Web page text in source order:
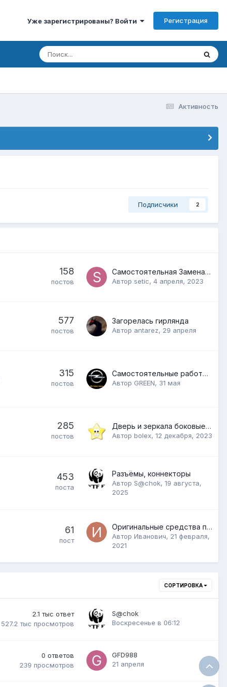
Уже зарегистрированы? Войти Регистрация
Активность
Подписчики 2
158
постов
Самостоятельная Замена Масла Двигателя (Все Модели)
Автор setic, 4 апреля, 2023
577
постов
Загорелась гирлянда
Автор antarez, 29 апреля
315
постов
Самостоятельные работы по замене ступицы колеса.
Автор GREEN, 31 мая
285
постов
Дверь и зеркала боковые рестайл
Автор bolex, 12 декабря, 2023
453
поста
Разъёмы, коннекторы
Автор S@chok, 19 августа,
2025
61
пост
Оригинальные средства по уходу за авто.
Автор Иванович, 21 февраля,
2021
СОРТИРОВКА
2.1 тыс ответ
527.2 тыс просмотров
S@chok
Воскресенье в 06:12
0 ответов
239 просмотров
GFD988
21 апреля